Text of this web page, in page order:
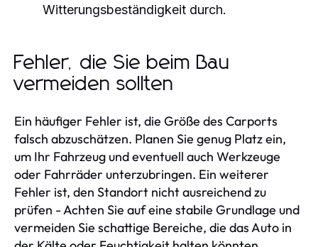
Witterungsbeständigkeit durch.
Fehler, die Sie beim Bau
vermeiden sollten
Ein häufiger Fehler ist, die Größe des Carports
falsch abzuschätzen. Planen Sie genug Platz ein,
um Ihr Fahrzeug und eventuell auch Werkzeuge
oder Fahrräder unterzubringen. Ein weiterer
Fehler ist, den Standort nicht ausreichend zu
prüfen - Achten Sie auf eine stabile Grundlage und
vermeiden Sie schattige Bereiche, die das Auto in